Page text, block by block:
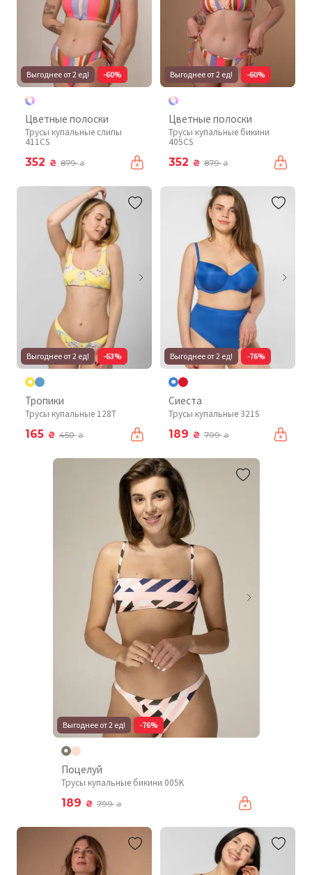
Выгоднее от 2 ед! -60%
Цветные полоски
Трусы купальные слипы
411CS
352 ₴ 879₴
Выгоднее от 2 ед! -60%
Цветные полоски
Трусы купальные бикини
405CS
352 ₴ 879₴
Выгоднее от 2 ед! -63%
Тропики
Трусы купальные 128T
165 ₴ 450₴
Выгоднее от 2 ед! -76%
Сиеста
Трусы купальные 321S
189 ₴ 799₴
Выгоднее от 2 ед! -76%
Поцелуй
Трусы купальные бикини 005K
189 ₴ 799₴